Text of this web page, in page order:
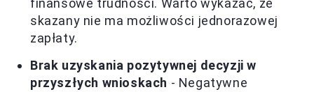
finansowe trudności. Warto wykazać, że
skazany nie ma możliwości jednorazowej
zapłaty.
Brak uzyskania pozytywnej decyzji w
przyszłych wnioskach - Negatywne